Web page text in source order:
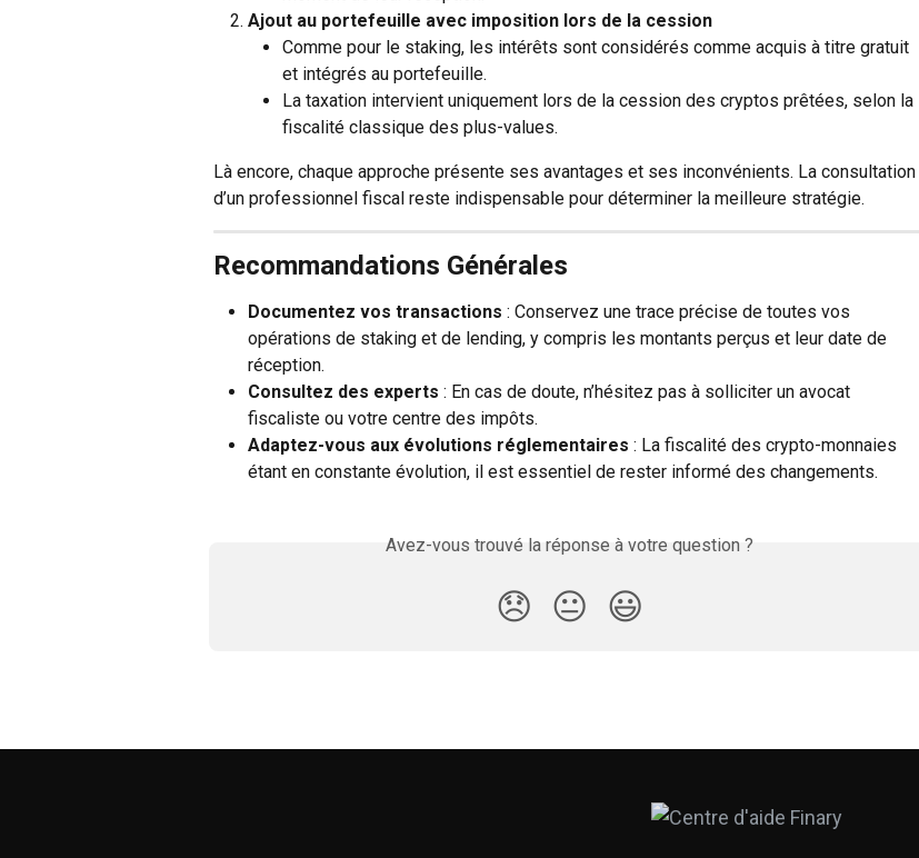
Ajout au portefeuille avec imposition lors de la cession
Comme pour le staking, les intérêts sont considérés comme acquis à titre gratuit
et intégrés au portefeuille.
La taxation intervient uniquement lors de la cession des cryptos prêtées, selon la
fiscalité classique des plus-values.
Là encore, chaque approche présente ses avantages et ses inconvénients. La consultation
d’un professionnel fiscal reste indispensable pour déterminer la meilleure stratégie.
Recommandations Générales
Documentez vos transactions : Conservez une trace précise de toutes vos
opérations de staking et de lending, y compris les montants perçus et leur date de
réception.
Consultez des experts : En cas de doute, n’hésitez pas à solliciter un avocat
fiscaliste ou votre centre des impôts.
Adaptez-vous aux évolutions réglementaires : La fiscalité des crypto-monnaies
étant en constante évolution, il est essentiel de rester informé des changements.
Avez-vous trouvé la réponse à votre question ?
😞 😐 😃